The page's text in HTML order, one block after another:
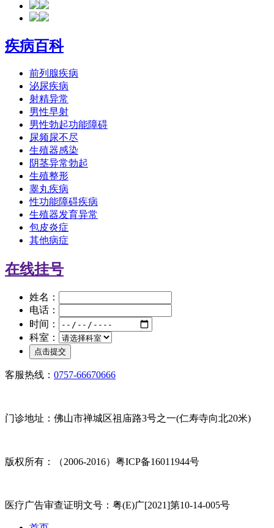
疾病百科
前列腺疾病
泌尿疾病
射精异常
男性早射
男性勃起功能障碍
尿频尿不尽
生殖器感染
阴茎异常勃起
生殖整形
睾丸疾病
性功能障碍疾病
生殖器发育异常
包皮炎症
其他病症
在线挂号
姓名：
电话：
时间：
科室：
客服热线： 0757-66670666
门诊地址：佛山市禅城区祖庙路3号之一(仁寿寺向北20米)
版权所有：（2006-2016）粤ICP备16011944号
医疗广告审查证明文号：粤(E)广[2021]第10-14-005号